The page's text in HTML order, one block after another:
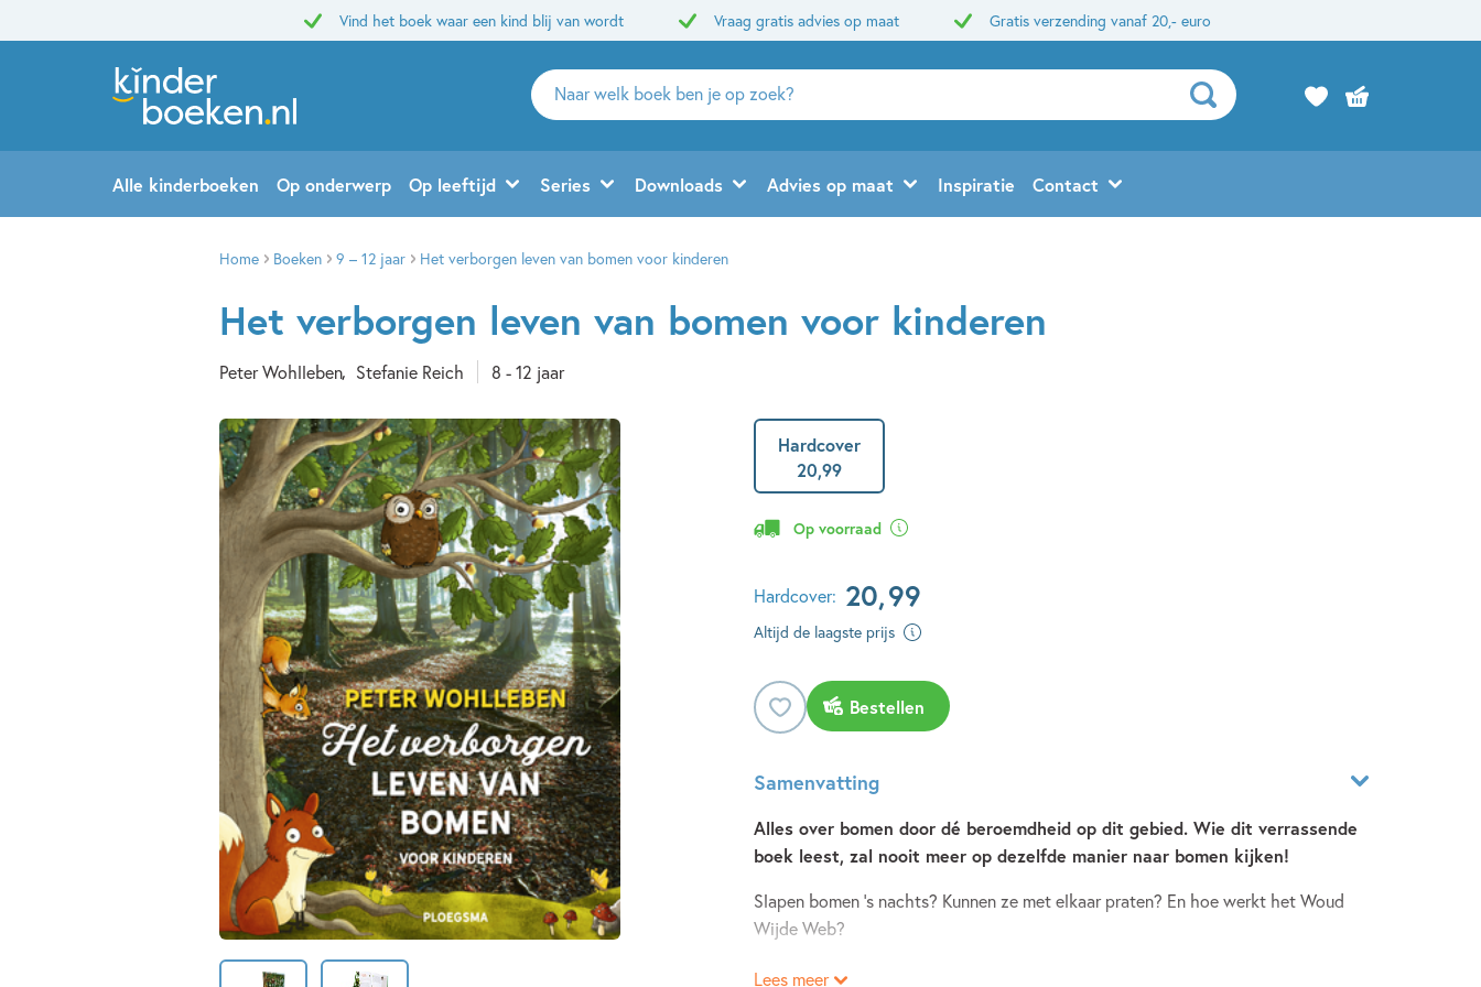
Vind het boek waar een kind blij van wordt Vraag gratis advies op maat Gratis verzending vanaf 20,- euro
Zoeken
naar
en
uitgevers
Alle kinderboeken Op onderwerp Op leeftijd Series Downloads Advies op maat Inspiratie Contact
Home Boeken 9 – 12 jaar Het verborgen leven van bomen voor kinderen
Het verborgen leven van bomen voor kinderen
Peter Wohlleben Stefanie Reich 8 - 12 jaar
Hardcover
20,99
Op voorraad
Hardcover: 20,99
Altijd de laagste prijs
Bestellen
Samenvatting
Alles over bomen door dé beroemdheid op dit gebied. Wie dit verrassende
boek leest, zal nooit meer op dezelfde manier naar bomen kijken!
Slapen bomen ’s nachts? Kunnen ze met elkaar praten? En hoe werkt het Woud
Wijde Web?
Lees meer